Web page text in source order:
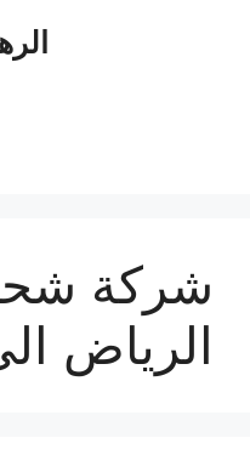
شركة
الرياض